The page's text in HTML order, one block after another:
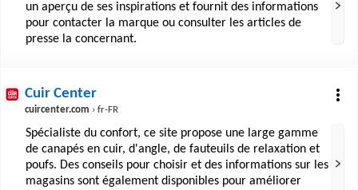
un aperçu de ses inspirations et fournit des informations
pour contacter la marque ou consulter les articles de
presse la concernant.
Cuir Center
cuircenter.com › fr-FR
Spécialiste du confort, ce site propose une large gamme
de canapés en cuir, d'angle, de fauteuils de relaxation et
poufs. Des conseils pour choisir et des informations sur les
magasins sont également disponibles pour améliorer